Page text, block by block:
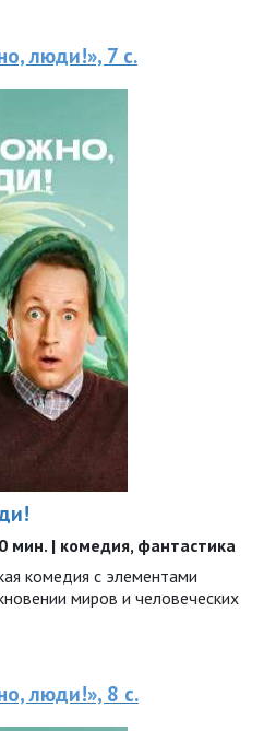
люди!», 7 с.
мин. | комедия, фантастика
комедия с элементами
миров и человеческих
люди!», 8 с.